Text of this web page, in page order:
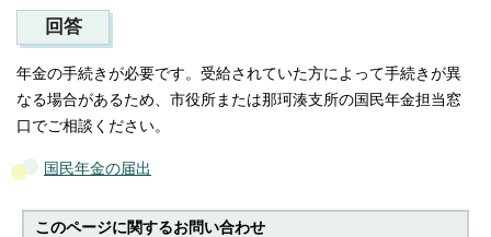
回答
年金の手続きが必要です。受給されていた方によって手続きが異
なる場合があるため、市役所または那珂湊支所の国民年金担当窓
口でご相談ください。
国民年金の届出
このページに関するお問い合わせ